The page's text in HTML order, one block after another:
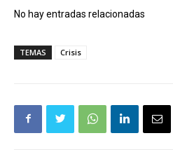
No hay entradas relacionadas
TEMAS Crisis